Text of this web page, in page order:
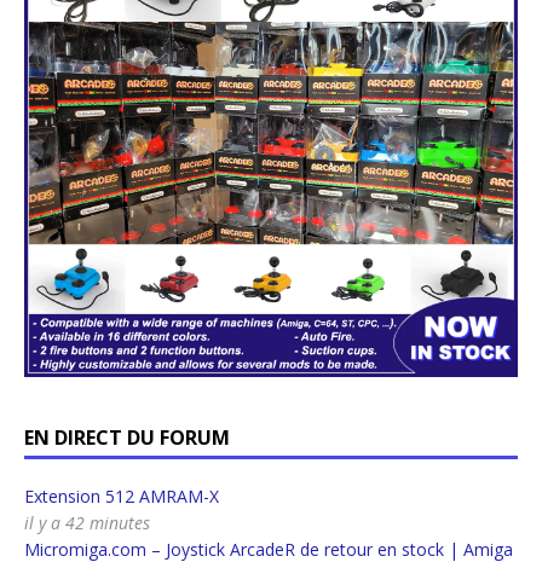
EN DIRECT DU FORUM
Extension 512 AMRAM-X
il y a 42 minutes
Micromiga.com – Joystick ArcadeR de retour en stock | Amiga